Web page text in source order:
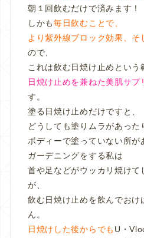
朝１回飲むだけで済みます！
しかも毎日飲むことで、
より紫外線ブロック効果、
ので、
これは飲む日焼け止めという
日焼け止めを兼ねた美肌サプ
す。
塗る日焼け止めだけですと、
どうしても塗りムラがあった
ボディーで塗っていない所が
ガーデニングをする私は
首や足などがウッカリ焼けて
が、
飲む日焼け止めを飲んでおけ
ん。
日焼けした後からでも U・